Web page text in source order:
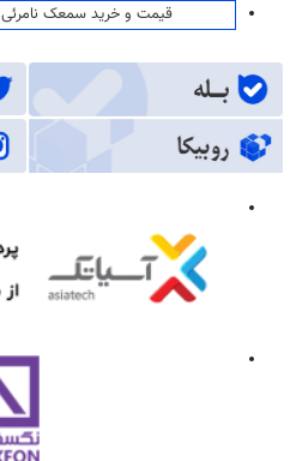
قیمت و خرید سمعک نامرئی